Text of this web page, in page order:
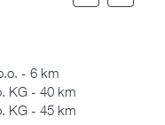
- 6 km
KG - 40 km
KG - 45 km